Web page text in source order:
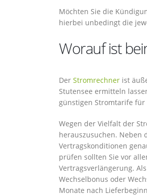
Möchten Sie die
hierbei unbedingt die
Worauf ist
Der Stromrechner ist
Stutensee ermitteln
günstigen Stromtarife für
Wegen der Vielfalt der
herauszusuchen. Neben
Vertragskonditionen
prüfen sollten Sie vor
Vertragsverlängerung.
Wechselbonus oder
Monate nach